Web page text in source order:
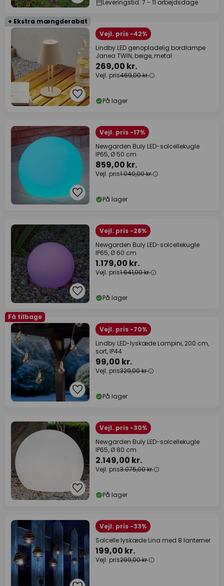
Leveringstid: 7 - 11 arbejdsdage
+ Ekstra mængderabat
Vejl. pris -42%
Lindby LED genopladelig bordlampe
Janea TWIN, beige, metal
269,00 kr.
Vejl. pris469,00 kr.
På lager
Vejl. pris -17%
Newgarden Buly LED-solcellekugle
IP65, Ø 50 cm
859,00 kr.
Vejl. pris1.040,00 kr.
På lager
Vejl. pris -28%
Newgarden Buly LED-solcellekugle
IP65, Ø 60 cm
1.179,00 kr.
Vejl. pris1.641,00 kr.
På lager
Få tilbage
Vejl. pris -70%
Lindby LED-lyskæde Lampini, 200 cm,
sort, IP44
99,00 kr.
Vejl. pris329,00 kr.
På lager
Vejl. pris -30%
Newgarden Buly LED-solcellekugle
IP65, Ø 80 cm
2.149,00 kr.
Vejl. pris3.075,00 kr.
På lager
Vejl. pris -33%
Solcelle lyskæde Lina med 8 lanterner
199,00 kr.
Vejl. pris299,00 kr.